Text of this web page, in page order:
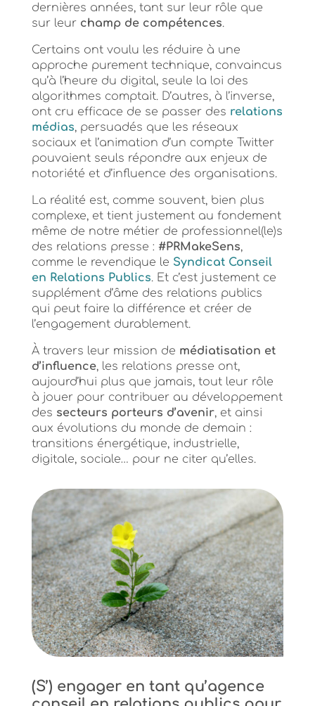
dernières années, tant sur leur rôle que
sur leur champ de compétences.
Certains ont voulu les réduire à une
approche purement technique, convaincus
qu’à l’heure du digital, seule la loi des
algorithmes comptait. D’autres, à l’inverse,
ont cru efficace de se passer des relations
médias, persuadés que les réseaux
sociaux et l’animation d’un compte Twitter
pouvaient seuls répondre aux enjeux de
notoriété et d’influence des organisations.
La réalité est, comme souvent, bien plus
complexe, et tient justement au fondement
même de notre métier de professionnel(le)s
des relations presse : #PRMakeSens,
comme le revendique le Syndicat Conseil
en Relations Publics. Et c’est justement ce
supplément d’âme des relations publics
qui peut faire la différence et créer de
l’engagement durablement.
À travers leur mission de médiatisation et
d’influence, les relations presse ont,
aujourd’hui plus que jamais, tout leur rôle
à jouer pour contribuer au développement
des secteurs porteurs d’avenir, et ainsi
aux évolutions du monde de demain :
transitions énergétique, industrielle,
digitale, sociale… pour ne citer qu’elles.
(S’) engager en tant qu’agence